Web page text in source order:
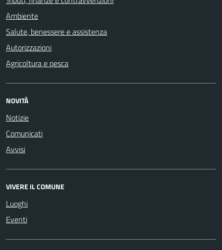
Ambiente
Salute, benessere e assistenza
Autorizzazioni
Agricoltura e pesca
NOVITÀ
Notizie
Comunicati
Avvisi
VIVERE IL COMUNE
Luoghi
Eventi